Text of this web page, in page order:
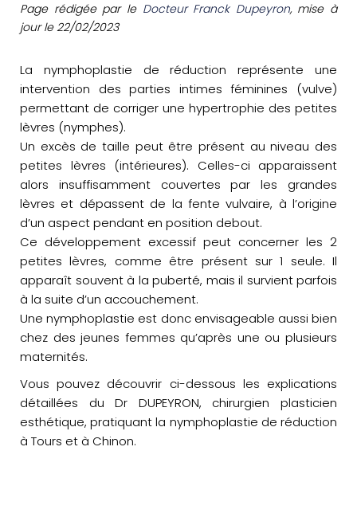
Page rédigée par le Docteur Franck Dupeyron, mise à
jour le 22/02/2023
La nymphoplastie de réduction représente une
intervention des parties intimes féminines (vulve)
permettant de corriger une hypertrophie des petites
lèvres (nymphes).
Un excès de taille peut être présent au niveau des
petites lèvres (intérieures). Celles-ci apparaissent
alors insuffisamment couvertes par les grandes
lèvres et dépassent de la fente vulvaire, à l’origine
d’un aspect pendant en position debout.
Ce développement excessif peut concerner les 2
petites lèvres, comme être présent sur 1 seule. Il
apparaît souvent à la puberté, mais il survient parfois
à la suite d’un accouchement.
Une nymphoplastie est donc envisageable aussi bien
chez des jeunes femmes qu’après une ou plusieurs
maternités.
Vous pouvez découvrir ci-dessous les explications
détaillées du Dr DUPEYRON, chirurgien plasticien
esthétique, pratiquant la nymphoplastie de réduction
à Tours et à Chinon.